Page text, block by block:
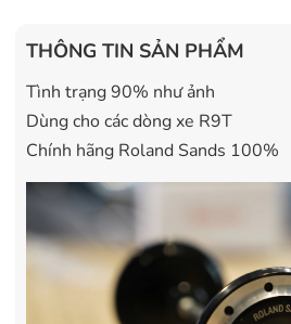
THÔNG TIN SẢN PHẨM
Tình trạng 90% như ảnh
Dùng cho các dòng xe R9T
Chính hãng Roland Sands 100%